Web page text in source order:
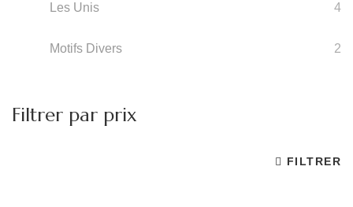
Les Unis 4
Motifs Divers 2
Filtrer par prix
FILTRER